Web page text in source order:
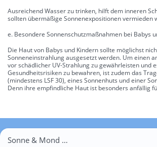
Ausreichend Wasser zu trinken, hilft dem inneren
sollten übermäßige Sonnenexpositionen vermieden
e. Besondere Sonnenschutzmaßnahmen bei Babys
Die Haut von Babys und Kindern sollte möglichst
Sonneneinstrahlung ausgesetzt werden. Um einen
vor schädlicher UV-Strahlung zu gewährleisten und
Gesundheitsrisiken zu bewahren, ist zudem das
(mindestens LSF 30), eines Sonnenhuts und einer
Denn ihre empfindliche Haut ist besonders anfällig
Sonne & Mond Saint-Lô